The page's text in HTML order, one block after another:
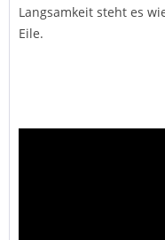
Langsamkeit steht es
Eile.